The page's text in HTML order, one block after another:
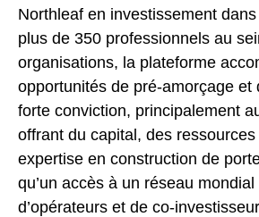
Northleaf en investissement
plus de 350 professionnels au
organisations, la plateforme
opportunités de pré-amorçage et
forte conviction, principalement
offrant du capital, des
expertise en construction de
qu’un accès à un réseau
d’opérateurs et de co-